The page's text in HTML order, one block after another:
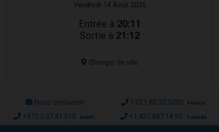
Vendredi 14 Août 2026
Entrée à 20:11
Sortie à 21:12
Changer de ville
Nous contacter +33.1.80.20.5000 France
+972.2.37.41.515 Israël +1.437.887.14.93 Canada